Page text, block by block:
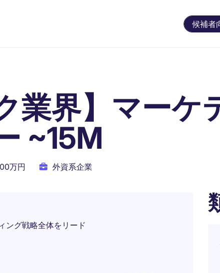
候補者
業界】マーケ
~15M
万円 外資系企業
ング戦略全体をリード